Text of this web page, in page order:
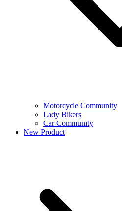
Motorcycle Community
Lady Bikers
Car Community
New Product